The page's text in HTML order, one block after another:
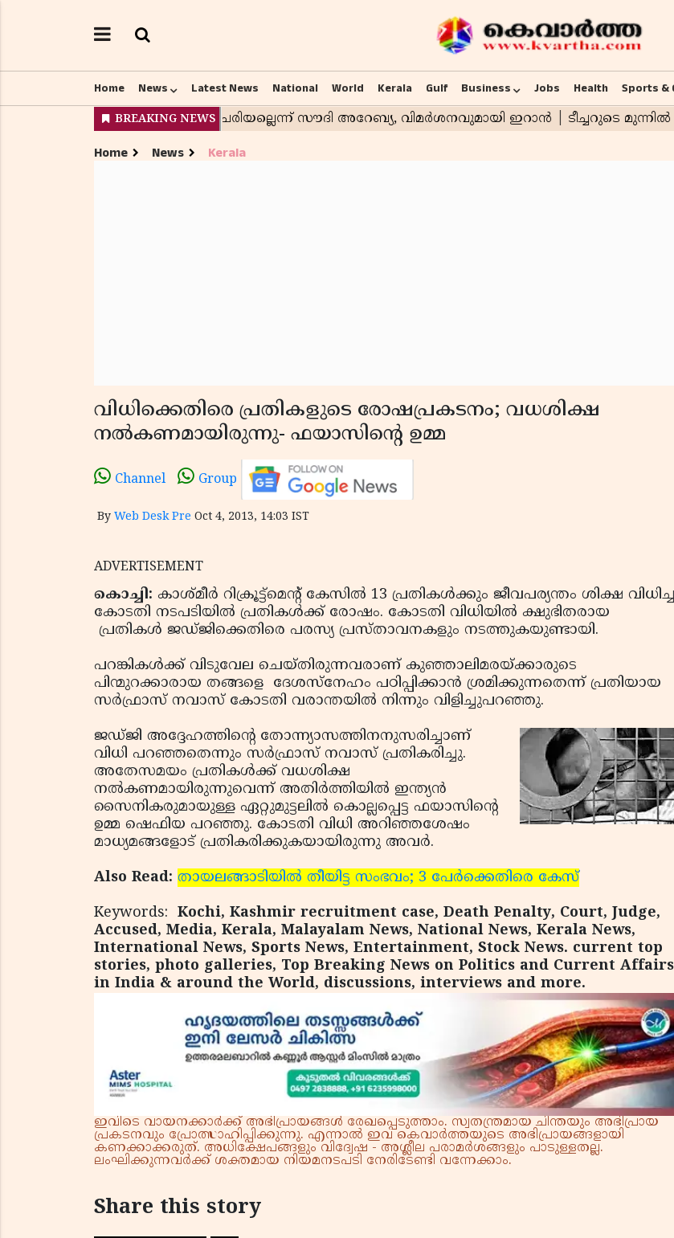
Home News Latest News National World Kerala Gulf Business Jobs Health Sports &
Home News Kerala
വിധിക്കെതിരെ പ്രതികളുടെ രോഷപ്രകടനം; വധശിക്ഷ
നല്‍കണമായിരുന്നു- ഫയാസിന്റെ ഉമ്മ
Channel Group
By Web Desk Pre Oct 4, 2013, 14:03 IST
ADVERTISEMENT
കൊച്ചി: കാശ്മീര്‍ റിക്രൂട്ട്‌മെന്റ് കേസില്‍ 13 പ്രതികള്‍ക്കും ജീവപര്യന്തം ശിക്ഷ വിധിച്ച
കോടതി നടപടിയില്‍ പ്രതികള്‍ക്ക് രോഷം. കോടതി വിധിയില്‍ ക്ഷുഭിതരായ
പ്രതികള്‍ ജഡ്ജിക്കെതിരെ പരസ്യ പ്രസ്താവനകളും നടത്തുകയുണ്ടായി.
പറങ്കികള്‍ക്ക് വിടുവേല ചെയ്തിരുന്നവരാണ് കുഞ്ഞാലിമരയ്ക്കാരുടെ
പിന്മുറക്കാരായ തങ്ങളെ ദേശസ്‌നേഹം പഠിപ്പിക്കാന്‍ ശ്രമിക്കുന്നതെന്ന് പ്രതിയായ
സര്‍ഫ്രാസ് നവാസ് കോടതി വരാന്തയില്‍ നിന്നും വിളിച്ചുപറഞ്ഞു.
ജഡ്ജി അദ്ദേഹത്തിന്റെ തോന്ന്യാസത്തിനനുസരിച്ചാണ്
വിധി പറഞ്ഞതെന്നും സര്‍ഫ്രാസ് നവാസ് പ്രതികരിച്ചു.
അതേസമയം പ്രതികള്‍ക്ക് വധശിക്ഷ
നല്‍കണമായിരുന്നുവെന്ന് അതിര്‍ത്തിയില്‍ ഇന്ത്യന്‍
സൈനികരുമായുള്ള ഏറ്റുമുട്ടലില്‍ കൊല്ലപ്പെട്ട ഫയാസിന്റെ
ഉമ്മ ഷെഫിയ പറഞ്ഞു. കോടതി വിധി അറിഞ്ഞശേഷം
മാധ്യമങ്ങളോട് പ്രതികരിക്കുകയായിരുന്നു അവര്‍.
Also Read: തായലങ്ങാടിയില്‍ തീയിട്ട സംഭവം; 3 പേര്‍ക്കെതിരെ കേസ്
Keywords: Kochi, Kashmir recruitment case, Death Penalty, Court, Judge,
Accused, Media, Kerala, Malayalam News, National News, Kerala News,
International News, Sports News, Entertainment, Stock News. current top
stories, photo galleries, Top Breaking News on Politics and Current Affairs
in India & around the World, discussions, interviews and more.
ഇവിടെ വായനക്കാർക്ക് അഭിപ്രായങ്ങൾ രേഖപ്പെടുത്താം. സ്വതന്ത്രമായ ചിന്തയും അഭിപ്രായ
പ്രകടനവും പ്രോത്സാഹിപ്പിക്കുന്നു. എന്നാൽ ഇവ കെവാർത്തയുടെ അഭിപ്രായങ്ങളായി
കണക്കാക്കരുത്. അധിക്ഷേപങ്ങളും വിദ്വേഷ - അശ്ലീല പരാമർശങ്ങളും പാടുള്ളതല്ല.
ലംഘിക്കുന്നവർക്ക് ശക്തമായ നിയമനടപടി നേരിടേണ്ടി വന്നേക്കാം.
Share this story